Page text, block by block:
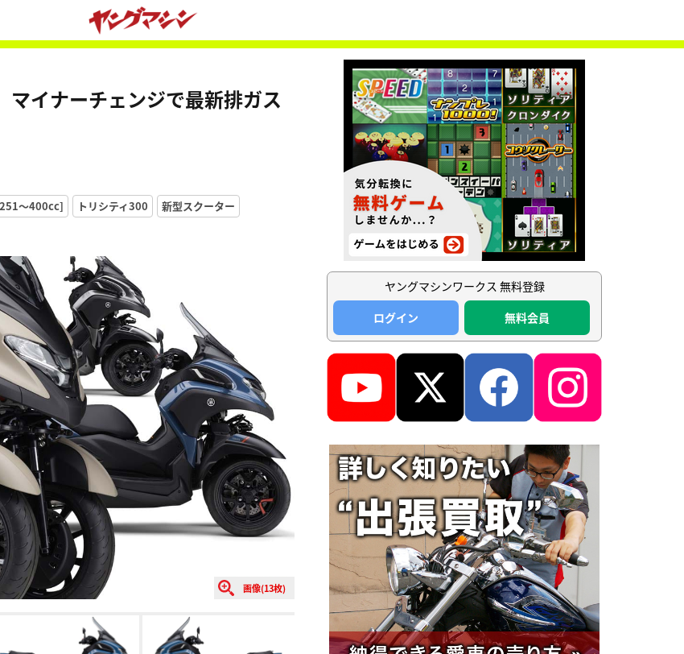
イナーチェンジで最新排ガス
〜400cc] トリシティ300
新型スクーター
画像(13枚)
ヤングマシンワークス 無料登録
ログイン
無料会員